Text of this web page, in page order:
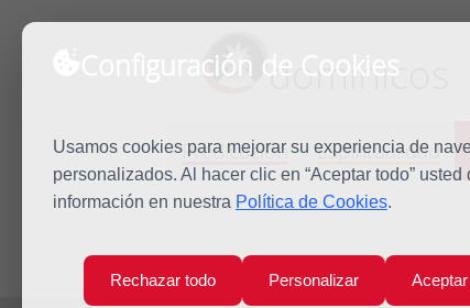
Configuración de Cookies
Usamos cookies para mejorar su experiencia de
personalizados. Al hacer clic en “Aceptar todo”
información en nuestra Política de Cookies.
Rechazar todo Personalizar
dominicos
Predicación Espiritualidad
Inicio Estudio Recursos